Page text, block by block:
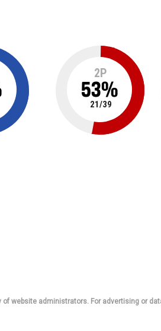
2P
53%
21/39
of website administrators. For advertising or